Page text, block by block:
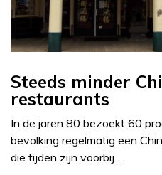
Steeds minder
restaurants
In de jaren 80 bezoekt 60
bevolking regelmatig een
die tijden zijn voorbij….